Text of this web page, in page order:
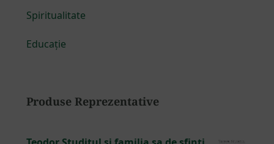
Spiritualitate
Educație
Produse Reprezentative